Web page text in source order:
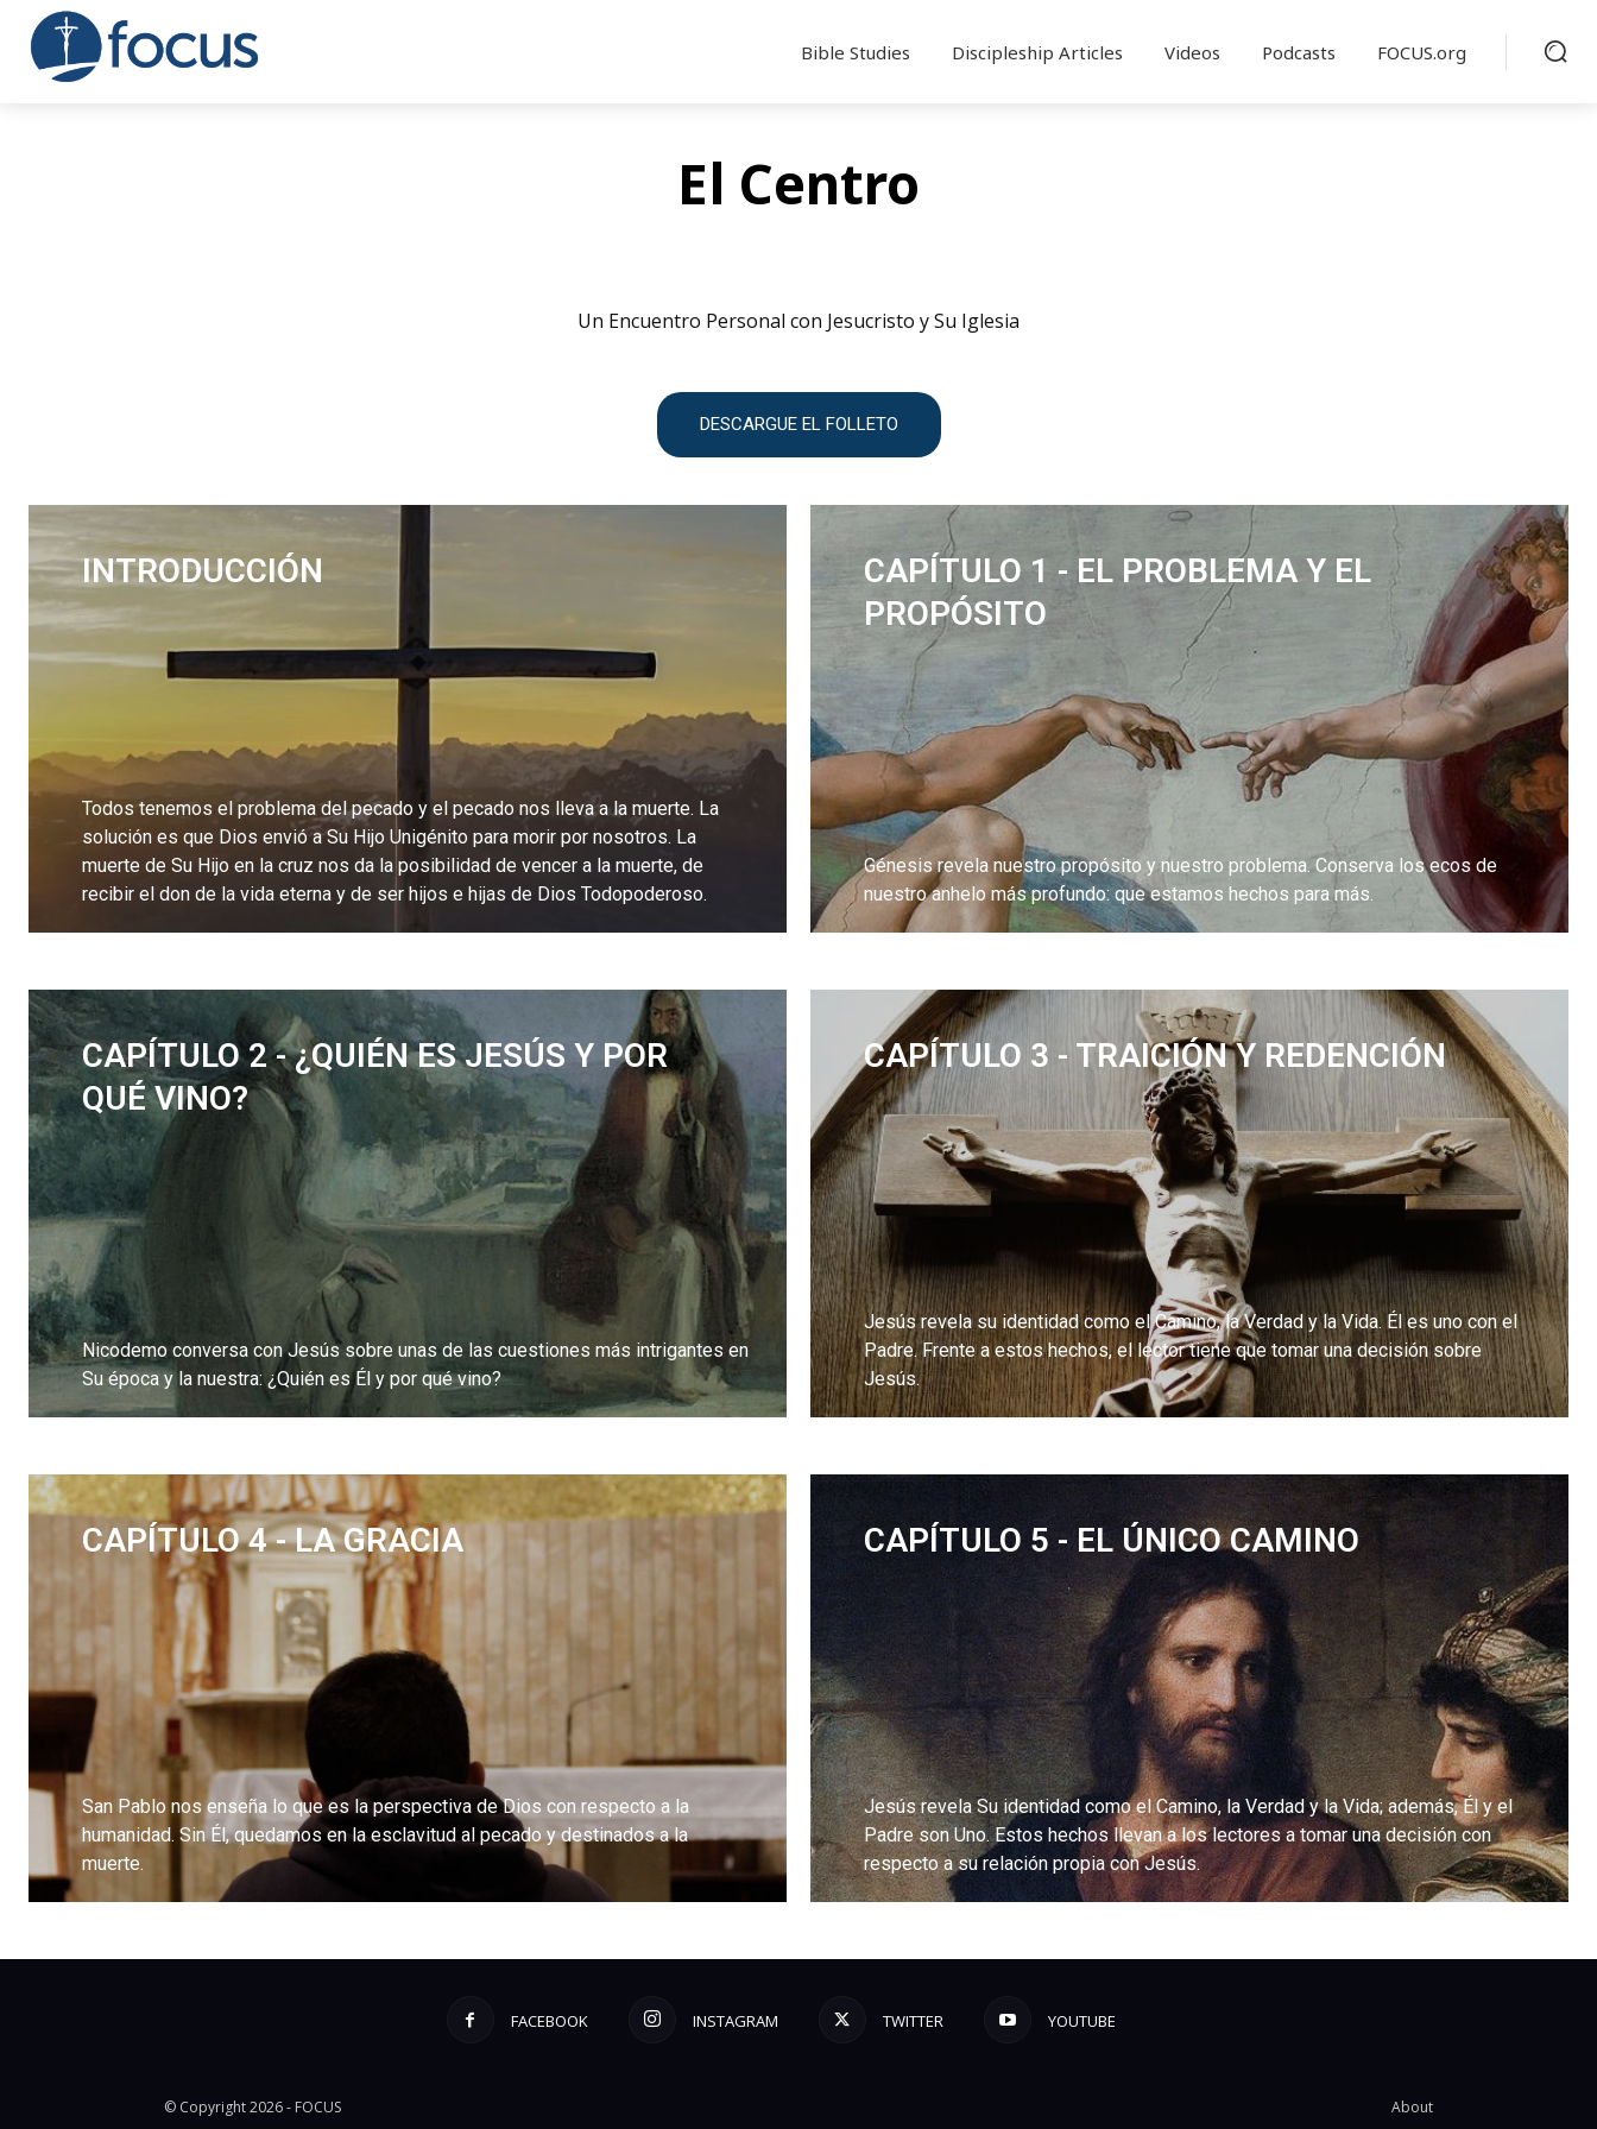
Bible Studies Discipleship Articles Videos Podcasts FOCUS.org
El Centro
Un Encuentro Personal con Jesucristo y Su Iglesia
DESCARGUE EL FOLLETO
INTRODUCCIÓN
Todos tenemos el problema del pecado y el pecado nos lleva a la muerte. La
solución es que Dios envió a Su Hijo Unigénito para morir por nosotros. La
muerte de Su Hijo en la cruz nos da la posibilidad de vencer a la muerte, de
recibir el don de la vida eterna y de ser hijos e hijas de Dios Todopoderoso.
CAPÍTULO 1 - EL PROBLEMA Y EL
PROPÓSITO
Génesis revela nuestro propósito y nuestro problema. Conserva los ecos de
nuestro anhelo más profundo: que estamos hechos para más.
CAPÍTULO 2 - ¿QUIÉN ES JESÚS Y POR
QUÉ VINO?
Nicodemo conversa con Jesús sobre unas de las cuestiones más intrigantes en
Su época y la nuestra: ¿Quién es Él y por qué vino?
CAPÍTULO 3 - TRAICIÓN Y REDENCIÓN
Jesús revela su identidad como el Camino, la Verdad y la Vida. Él es uno con el
Padre. Frente a estos hechos, el lector tiene que tomar una decisión sobre
Jesús.
CAPÍTULO 4 - LA GRACIA
San Pablo nos enseña lo que es la perspectiva de Dios con respecto a la
humanidad. Sin Él, quedamos en la esclavitud al pecado y destinados a la
muerte.
CAPÍTULO 5 - EL ÚNICO CAMINO
Jesús revela Su identidad como el Camino, la Verdad y la Vida; además, Él y el
Padre son Uno. Estos hechos llevan a los lectores a tomar una decisión con
respecto a su relación propia con Jesús.
FACEBOOK INSTAGRAM TWITTER YOUTUBE
About
© Copyright 2026 - FOCUS